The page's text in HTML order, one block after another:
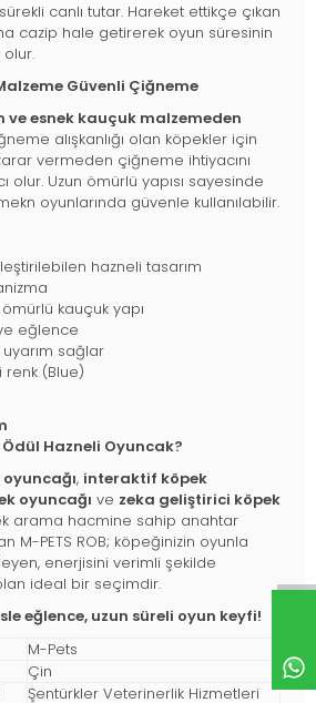
canlı tutar. Hareket ettikçe çıkan
cazip hale getirerek oyun süresinin
olur.
Güvenli Çiğneme
ve esnek kauçuk malzemeden
alışkanlığı olan köpekler için
vermeden çiğneme ihtiyacını
olur. Uzun ömürlü yapısı sayesinde
oyunlarında güvenle kullanılabilir.
hazneli tasarım
ömürlü kauçuk yapı
eğlence
sağlar
renk (Blue)
Ödül Hazneli Oyuncak?
, interaktif köpek
oyuncağı ve zeka geliştirici köpek
arama hacmine sahip anahtar
M-PETS ROB; köpeğinizin oyunla
enerjisini verimli şekilde
ideal bir seçimdir.
eğlence, uzun süreli oyun keyfi!
M-Pets
Çin
Şentürkler Veterinerlik Hizmetleri